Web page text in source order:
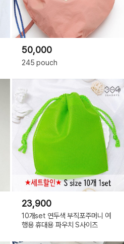
50,000
245 pouch
23,900
10개set 연두색 부직포주머니 여
행용 휴대용 파우치 S사이즈